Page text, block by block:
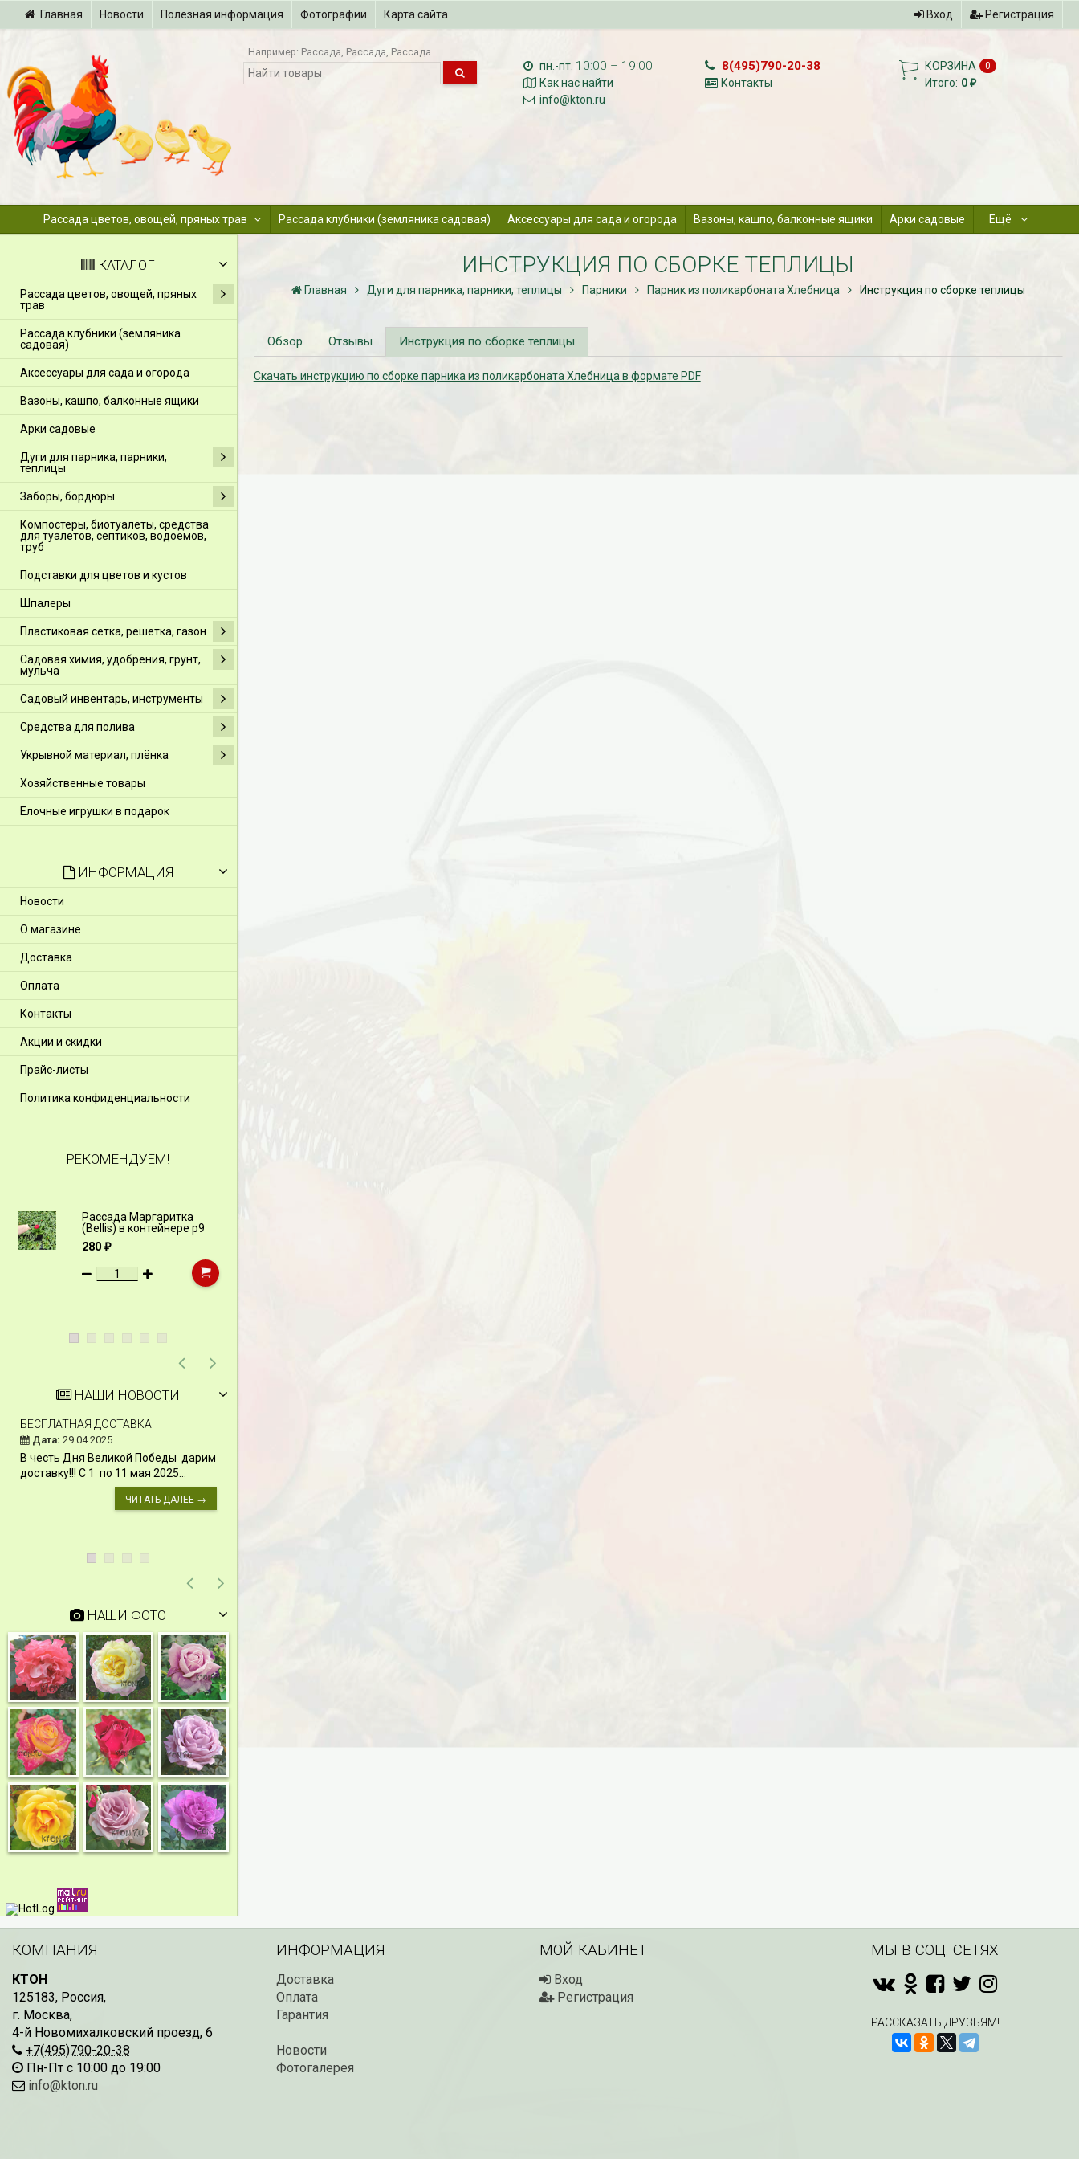
Главная Новости Полезная информация Фотографии Карта сайта Вход Регистрация
Например: Рассада Рассада Рассада
пн.-пт. 10:00 – 19:00
Как нас найти
info@kton.ru
8(495)790-20-38
Контакты
КОРЗИНА 0
Итого: 0₽
Рассада цветов, овощей, пряных трав Рассада клубники (земляника садовая) Аксессуары для сада и огорода Вазоны, кашпо, балконные ящики Арки садовые Ещё
КАТАЛОГ
Рассада цветов, овощей, пряных
трав
Рассада клубники (земляника
садовая)
Аксессуары для сада и огорода
Вазоны, кашпо, балконные ящики
Арки садовые
Дуги для парника, парники,
теплицы
Заборы, бордюры
Компостеры, биотуалеты, средства
для туалетов, септиков, водоемов,
труб
Подставки для цветов и кустов
Шпалеры
Пластиковая сетка, решетка, газон
Садовая химия, удобрения, грунт,
мульча
Садовый инвентарь, инструменты
Средства для полива
Укрывной материал, плёнка
Хозяйственные товары
Елочные игрушки в подарок
ИНФОРМАЦИЯ
Новости
О магазине
Доставка
Оплата
Контакты
Акции и скидки
Прайс-листы
Политика конфиденциальности
РЕКОМЕНДУЕМ!
Рассада Маргаритка
(Bellis) в контейнере p9
280₽
НАШИ НОВОСТИ
БЕСПЛАТНАЯ ДОСТАВКА
Дата: 29.04.2025
В честь Дня Великой Победы дарим
доставку!!! С 1 по 11 мая 2025...
ЧИТАТЬ ДАЛЕЕ →
НАШИ ФОТО
ИНСТРУКЦИЯ ПО СБОРКЕ ТЕПЛИЦЫ
Главная Дуги для парника, парники, теплицы Парники Парник из поликарбоната Хлебница Инструкция по сборке теплицы
Обзор Отзывы Инструкция по сборке теплицы
Скачать инструкцию по сборке парника из поликарбоната Хлебница в формате PDF
КОМПАНИЯ
КТОН
125183, Россия,
г. Москва,
4-й Новомихалковский проезд, 6
+7(495)790-20-38
Пн-Пт с 10:00 до 19:00
info@kton.ru
ИНФОРМАЦИЯ
Доставка
Оплата
Гарантия
Новости
Фотогалерея
МОЙ КАБИНЕТ
Вход
Регистрация
МЫ В СОЦ. СЕТЯХ
РАССКАЗАТЬ ДРУЗЬЯМ!